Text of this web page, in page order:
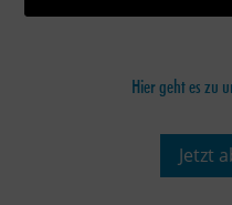
Hier geht es zu
Jetzt